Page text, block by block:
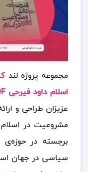
مجموعه پروژه لند
اسلام داود فیرحی PDF
عزیزان طراحی و
مشروعیت در اسلام
برجسته در حوزه‌ی
سیاسی در جهان